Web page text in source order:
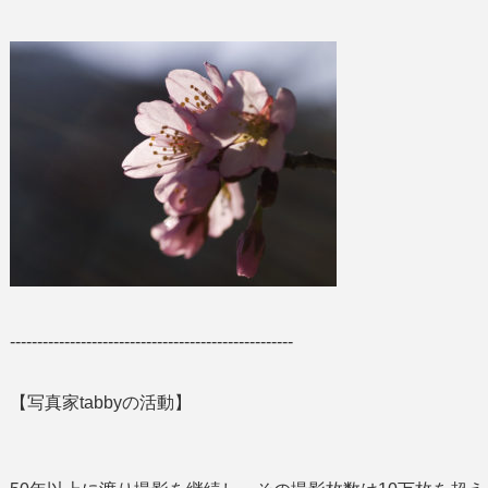
----------------------------------------------------
【写真家tabbyの活動】